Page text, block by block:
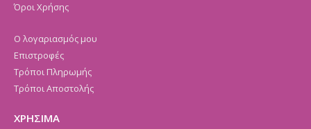
Όροι Χρήσης
Ο λογαριασμός μου
Επιστροφές
Τρόποι Πληρωμής
Τρόποι Αποστολής
ΧΡΗΣΙΜΑ